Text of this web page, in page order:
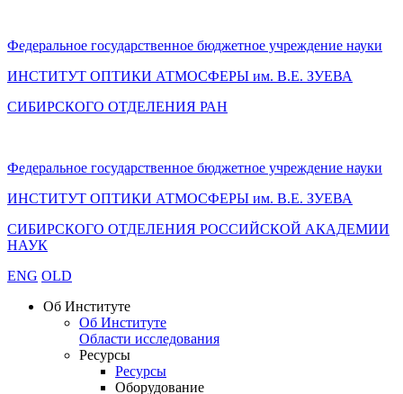
Федеральное государственное бюджетное учреждение науки
ИНСТИТУТ ОПТИКИ АТМОСФЕРЫ им. В.Е. ЗУЕВА
СИБИРСКОГО ОТДЕЛЕНИЯ РАН
Федеральное государственное бюджетное учреждение науки
ИНСТИТУТ ОПТИКИ АТМОСФЕРЫ им. В.Е. ЗУЕВА
СИБИРСКОГО ОТДЕЛЕНИЯ РОССИЙСКОЙ АКАДЕМИИ
НАУК
ENG OLD
Об Институте
Об Институте
Области исследования
Ресурсы
Ресурсы
Оборудование